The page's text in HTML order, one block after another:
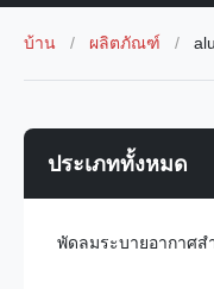
บ้าน / ผลิตภัณฑ์ /
ประเภททั้งหมด
พัดลมระบายอากาศส